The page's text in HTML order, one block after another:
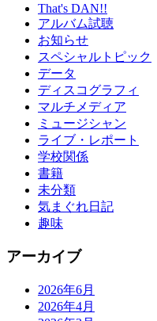
That's DAN!!
アルバム試聴
お知らせ
スペシャルトピック
データ
ディスコグラフィ
マルチメディア
ミュージシャン
ライブ・レポート
学校関係
書籍
未分類
気まぐれ日記
趣味
アーカイブ
2026年6月
2026年4月